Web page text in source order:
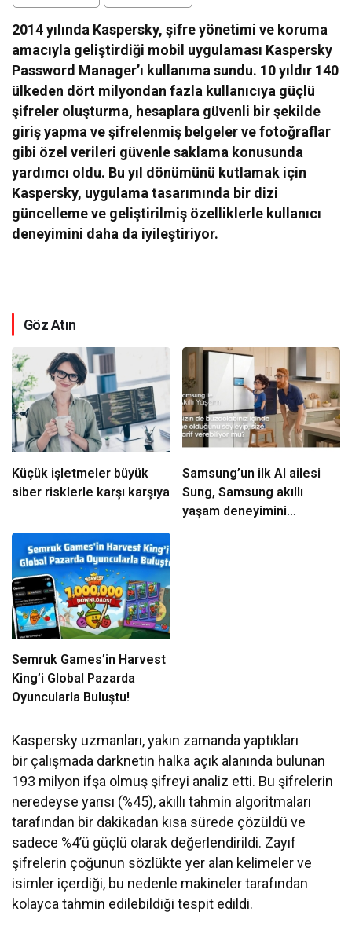
2014 yılında Kaspersky, şifre yönetimi ve koruma
amacıyla geliştirdiği mobil uygulaması Kaspersky
Password Manager’ı kullanıma sundu. 10 yıldır 140
ülkeden dört milyondan fazla kullanıcıya güçlü
şifreler oluşturma, hesaplara güvenli bir şekilde
giriş yapma ve şifrelenmiş belgeler ve fotoğraflar
gibi özel verileri güvenle saklama konusunda
yardımcı oldu. Bu yıl dönümünü kutlamak için
Kaspersky, uygulama tasarımında bir dizi
güncelleme ve geliştirilmiş özelliklerle kullanıcı
deneyimini daha da iyileştiriyor.
Göz Atın
Küçük işletmeler büyük
siber risklerle karşı karşıya
Samsung’un ilk AI ailesi
Sung, Samsung akıllı
yaşam deneyimini
Semruk Games’in Harvest
King’i Global Pazarda
Oyuncularla Buluştu!
Kaspersky uzmanları, yakın zamanda yaptıkları
bir çalışmada darknetin halka açık alanında bulunan
193 milyon ifşa olmuş şifreyi analiz etti. Bu şifrelerin
neredeyse yarısı (%45), akıllı tahmin algoritmaları
tarafından bir dakikadan kısa sürede çözüldü ve
sadece %4’ü güçlü olarak değerlendirildi. Zayıf
şifrelerin çoğunun sözlükte yer alan kelimeler ve
isimler içerdiği, bu nedenle makineler tarafından
kolayca tahmin edilebildiği tespit edildi.